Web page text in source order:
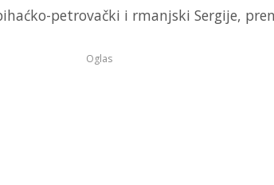
petrovački i rmanjski Sergije,
Oglas